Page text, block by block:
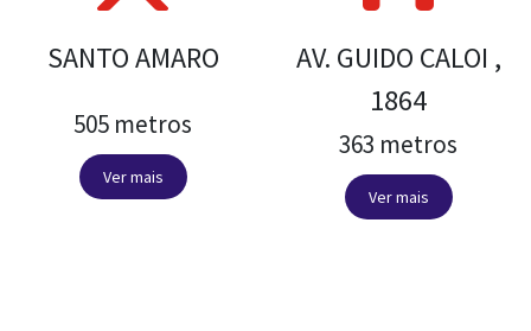
SANTO AMARO
505 metros
Ver mais
AV. GUIDO CALOI ,
1864
363 metros
Ver mais